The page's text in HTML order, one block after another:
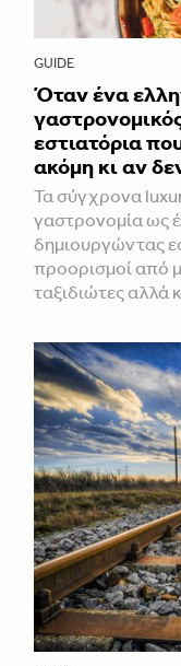
GUIDE
Όταν ένα
εστιατόρια
ακόμη κι αν
Τα σύγχρονα
γαστρονομία ως
δημιουργώντας
προορισμοί από
ταξιδιώτες αλλά